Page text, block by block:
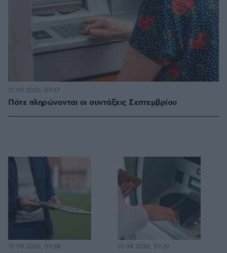
Πότε πληρώνονται οι συντάξεις Σεπτεμβρίου
10.08.2026, 09:57
10.08.2026, 09:38 10.08.2026, 09:37